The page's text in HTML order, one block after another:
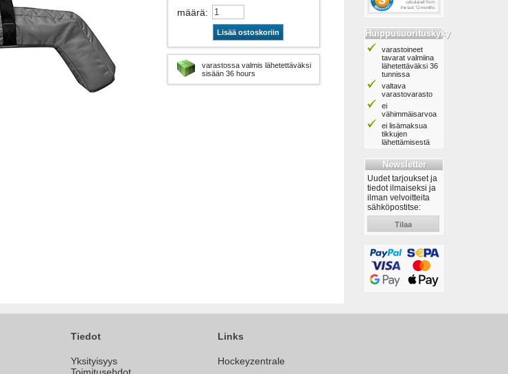
määrä:
Lisää ostoskoriin
varastossa valmis lähetettäväksi
sisään 36 hours
Huippusuorituskyky
varastoineet
tavarat valmiina
lähetettäväksi 36
tunnissa
valtava
varastovarasto
ei
vähimmäisarvoa
ei lisämaksua
tikkujen
lähettämisestä
Newsletter
Uudet tarjoukset ja
tiedot ilmaiseksi ja
ilman velvoitteita
sähköpostitse:
Tilaa
Tiedot
Yksityisyys
Links
Hockeyzentrale